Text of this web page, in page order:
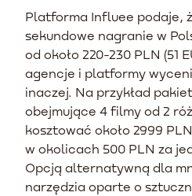
Platforma Influee podaje,
sekundowe nagranie w
od około 220-230 PLN (51
agencje i platformy
inaczej. Na przykład
obejmujące 4 filmy od 2
kosztować około 2999
w okolicach 500 PLN za
Opcją alternatywną dla
narzędzia oparte o